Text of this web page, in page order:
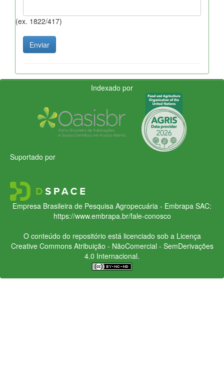
(ex. 1822/417)
Indexado por
Suportado por
Empresa Brasileira de Pesquisa Agropecuária - Embrapa SAC:
https://www.embrapa.br/fale-conosco
O conteúdo do repositório está licenciado sob a Licença
Creative CommonsAtribuição - NãoComercial - SemDerivações
4.0 Internacional.